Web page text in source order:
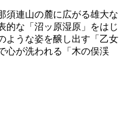
須連山の麓に広がる雄大な
的な「沼ッ原湿原」をはじ
ような姿を醸し出す「乙女
心が洗われる「木の俣渓